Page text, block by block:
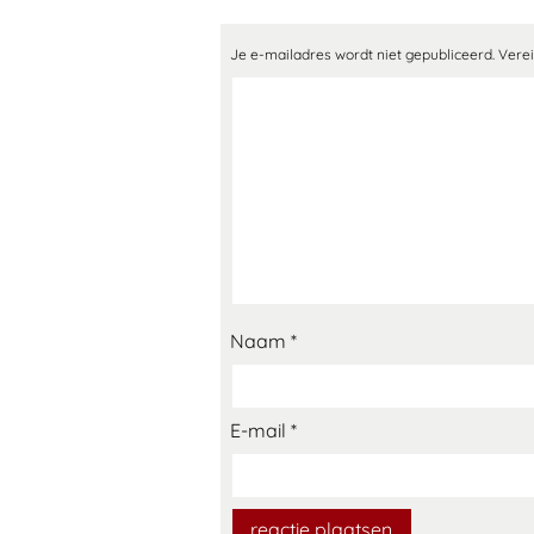
Je e-mailadres wordt niet gepubliceerd.
Naam *
E-mail *